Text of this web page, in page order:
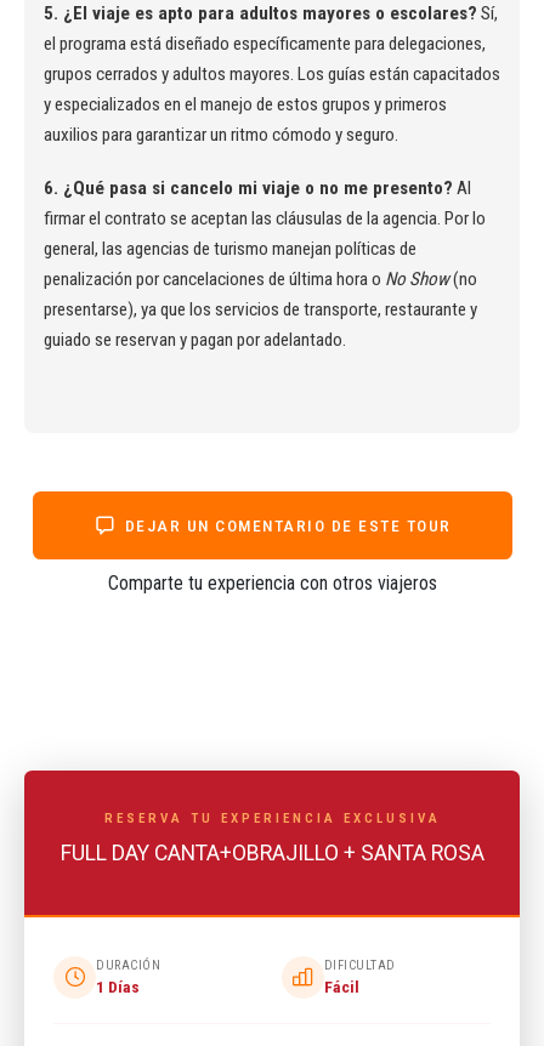
5. ¿El viaje es apto para adultos mayores o escolares? Sí,
el programa está diseñado específicamente para delegaciones,
grupos cerrados y adultos mayores. Los guías están capacitados
y especializados en el manejo de estos grupos y primeros
auxilios para garantizar un ritmo cómodo y seguro.
6. ¿Qué pasa si cancelo mi viaje o no me presento? Al
firmar el contrato se aceptan las cláusulas de la agencia. Por lo
general, las agencias de turismo manejan políticas de
penalización por cancelaciones de última hora o No Show(no
presentarse), ya que los servicios de transporte, restaurante y
guiado se reservan y pagan por adelantado.
DEJAR UN COMENTARIO DE ESTE TOUR
Comparte tu experiencia con otros viajeros
RESERVA TU EXPERIENCIA EXCLUSIVA
FULL DAY CANTA+OBRAJILLO + SANTA ROSA
DURACIÓN
1 Días
DIFICULTAD
Fácil